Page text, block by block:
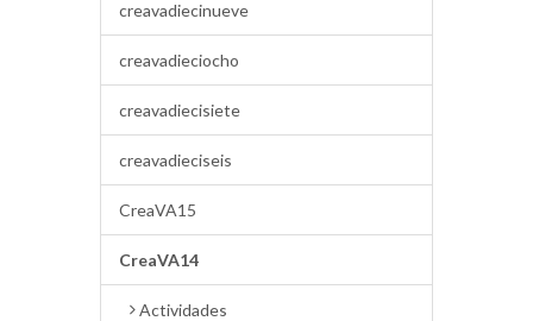
creavadiecinueve
creavadieciocho
creavadiecisiete
creavadieciseis
CreaVA15
CreaVA14
Actividades